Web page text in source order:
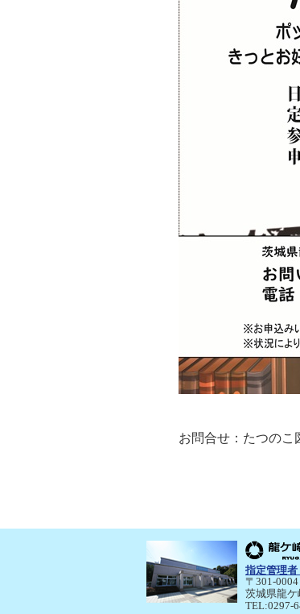
お問合せ：たつのこ
指定管理者
〒301-0004
茨城県龍
TEL:0297-